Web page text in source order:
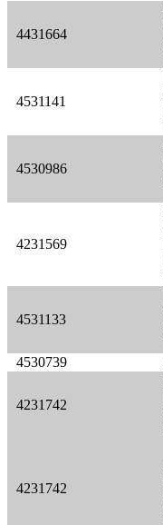
4431664
4531141
4530986
4231569
4531133
4530739
4231742
4231742